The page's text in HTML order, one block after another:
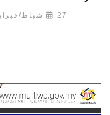
27 شباط/فبراير 2020